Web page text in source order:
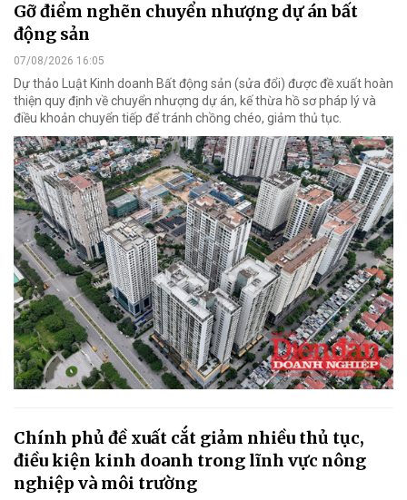
Gỡ điểm nghẽn chuyển nhượng dự án bất
động sản
07/08/2026 16:05
Dự thảo Luật Kinh doanh Bất động sản (sửa đổi) được đề xuất hoàn
thiện quy định về chuyển nhượng dự án, kế thừa hồ sơ pháp lý và
điều khoản chuyển tiếp để tránh chồng chéo, giảm thủ tục.
Chính phủ đề xuất cắt giảm nhiều thủ tục,
điều kiện kinh doanh trong lĩnh vực nông
nghiệp và môi trường